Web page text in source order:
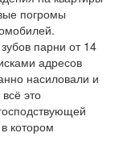
погромы
парни от 14
адресов
насиловали и
это
котором